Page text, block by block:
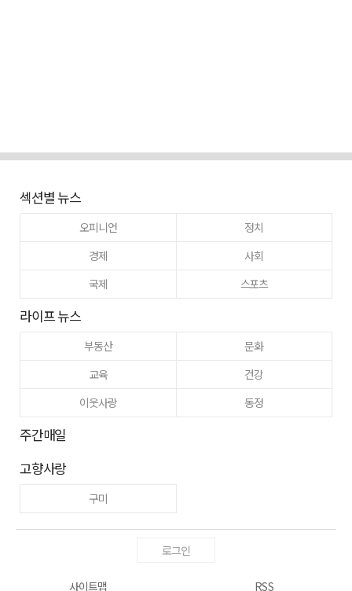
섹션별 뉴스
오피니언
정치
경제
사회
국제
스포츠
라이프 뉴스
부동산
문화
교육
건강
이웃사랑
동정
주간매일
고향사랑
구미
로그인
사이트맵 RSS